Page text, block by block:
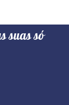
suas só